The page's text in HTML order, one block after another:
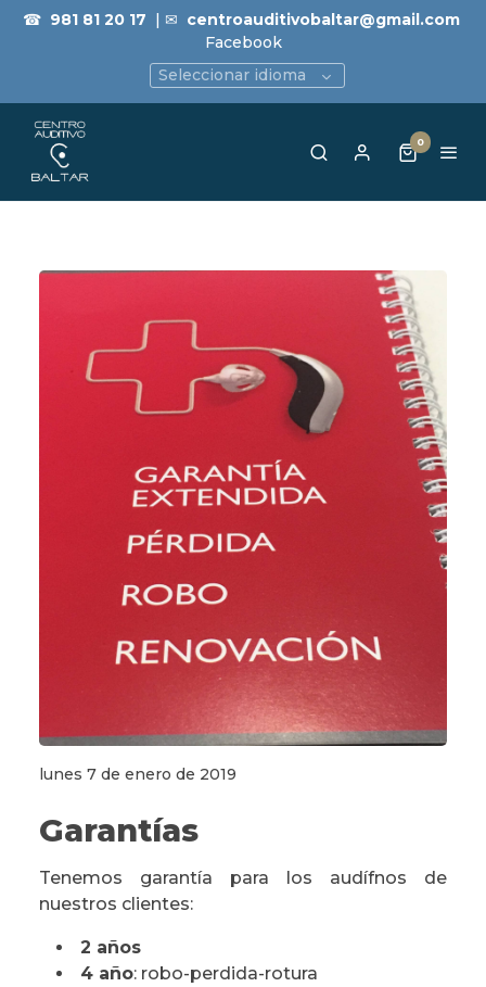
☎ 981 81 20 17 | ✉ centroauditivobaltar@gmail.com
Facebook
Seleccionar idioma
0
lunes 7 de enero de 2019
Garantías
Tenemos garantía para los audífnos de
nuestros clientes:
2 años
4 año: robo-perdida-rotura